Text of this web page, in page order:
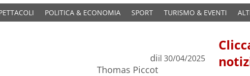
POLITICA & ECONOMIA SPORT TURISMO & EVENTI
di
Thomas Piccot
il 30/04/2025